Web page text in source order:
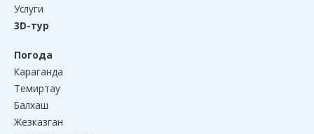
Услуги
3D-тур
Погода
Караганда
Темиртау
Балхаш
Жезказган